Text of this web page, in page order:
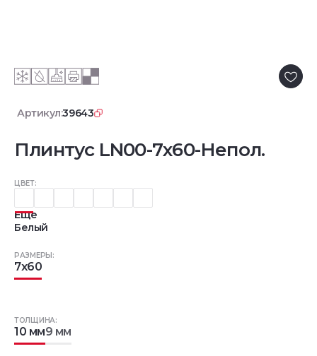
Артикул:39643
Плинтус LN00-7x60-Непол.
ЦВЕТ:
Еще
Белый
РАЗМЕРЫ:
7x60
ТОЛЩИНА:
10 мм9 мм